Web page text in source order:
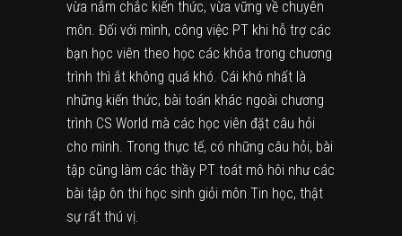
vừa nắm chắc kiến thức, vừa vững về chuyên
môn. Đối với mình, công việc PT khi hỗ trợ các
bạn học viên theo học các khóa trong chương
trình thì ắt không quá khó. Cái khó nhất là
những kiến thức, bài toán khác ngoài chương
trình CS World mà các học viên đặt câu hỏi
cho mình. Trong thực tế, có những câu hỏi, bài
tập cũng làm các thầy PT toát mô hôi như các
bài tập ôn thi học sinh giỏi môn Tin học, thật
sự rất thú vị.